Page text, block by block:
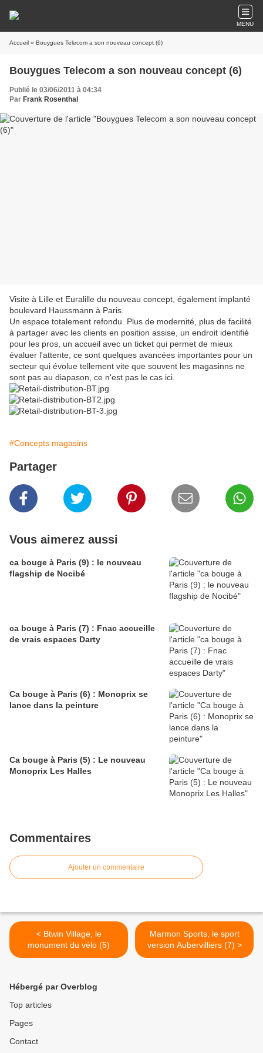
MENU
Accueil » Bouygues Telecom a son nouveau concept (6)
Bouygues Telecom a son nouveau concept (6)
Publié le 03/06/2011 à 04:34
Par Frank Rosenthal
Visite à Lille et Euralille du nouveau concept, également implanté
boulevard Haussmann à Paris.
Un espace totalement refondu. Plus de modernité, plus de facilité
à partager avec les clients en position assise, un endroit identifié
pour les pros, un accueil avec un ticket qui permet de mieux
évaluer l'attente, ce sont quelques avancées importantes pour un
secteur qui évolue tellement vite que souvent les magasinns ne
sont pas au diapason, ce n'est pas le cas ici.
#Concepts magasins
Partager
Vous aimerez aussi
ca bouge à Paris (9) : le nouveau
flagship de Nocibé
ca bouge à Paris (7) : Fnac accueille
de vrais espaces Darty
Ca bouge à Paris (6) : Monoprix se
lance dans la peinture
Ca bouge à Paris (5) : Le nouveau
Monoprix Les Halles
Commentaires
Ajouter un commentaire
< Btwin Village, le
monument du vélo (5)
Marmon Sports, le sport
version Aubervilliers (7) >
Hébergé par Overblog
Top articles
Pages
Contact